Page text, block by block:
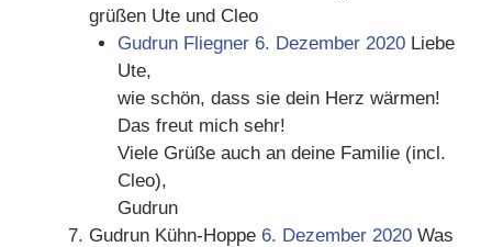
grüßen Ute und Cleo
Gudrun Fliegner6. Dezember 2020Liebe
Ute,
wie schön, dass sie dein Herz wärmen!
Das freut mich sehr!
Viele Grüße auch an deine Familie (incl.
Cleo),
Gudrun
Gudrun Kühn-Hoppe 6. Dezember 2020 Was